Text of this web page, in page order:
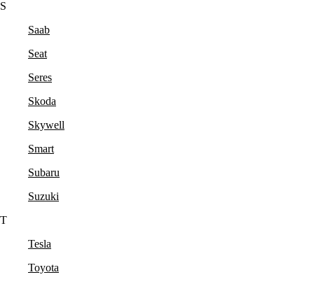
S
Saab
Seat
Seres
Skoda
Skywell
Smart
Subaru
Suzuki
T
Tesla
Toyota